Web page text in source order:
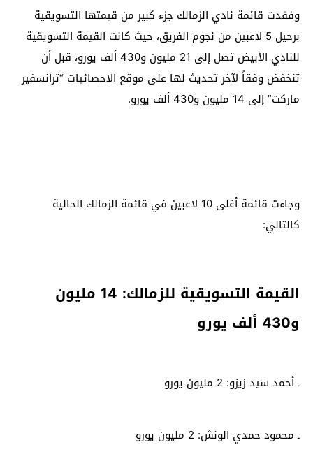
وفقدت قائمة نادي الزمالك جزء كبير من قيمتها التسويقية
برحيل 5 لاعبين من نجوم الفريق، حيث كانت القيمة التسويقية
للنادي الأبيض تصل إلى 21 مليون و430 ألف يورو، قبل أن
تنخفض وفقاً لآخر تحديث لها على موقع الاحصائيات “ترانسفير
ماركت” إلى 14 مليون و430 ألف يورو.
وجاءت قائمة أغلى 10 لاعبين في قائمة الزمالك الحالية
كالتالي:
القيمة التسويقية للزمالك: 14 مليون
و430 ألف يورو
ـ أحمد سيد زيزو: 2 مليون يورو
ـ محمود حمدي الونش: 2 مليون يورو